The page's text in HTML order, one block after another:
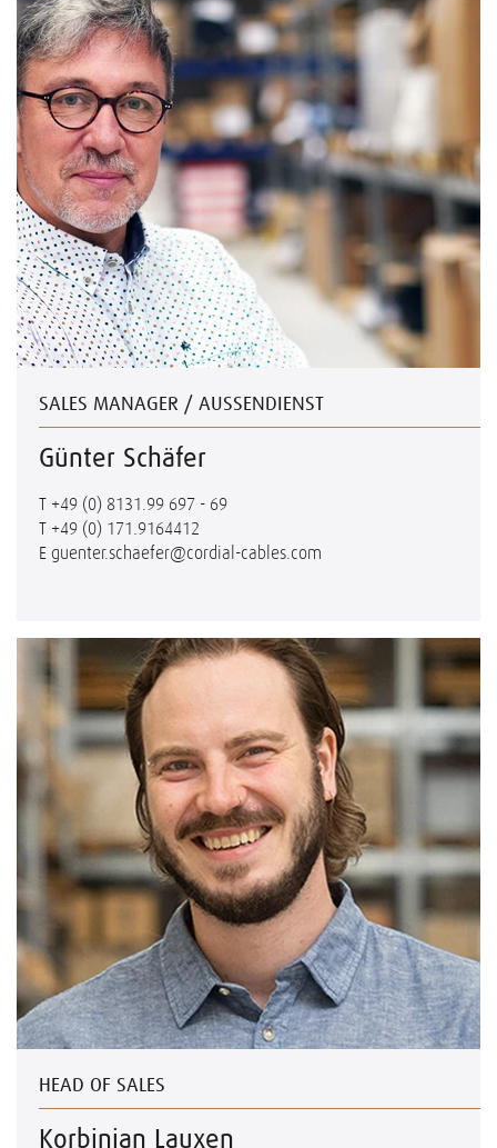
SALES MANAGER / AUSSENDIENST
Günter Schäfer
T +49 (0) 8131.99 697 - 69
T +49 (0) 171.9164412
E guenter.schaefer@cordial-cables.com
HEAD OF SALES
Korbinian Lauxen